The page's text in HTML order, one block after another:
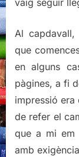
vaig seguir
Al
que
en alguns
pàgines, a fi
impressió era
de refer el
que a mi em
amb